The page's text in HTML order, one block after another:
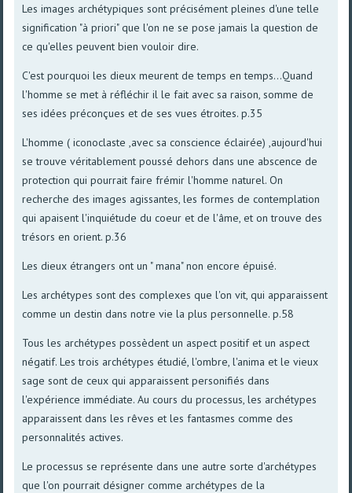
Les images archétypiques sont précisément pleines d'une telle
signification "à priori" que l'on ne se pose jamais la question de
ce qu'elles peuvent bien vouloir dire.
C'est pourquoi les dieux meurent de temps en temps...Quand
l'homme se met à réfléchir il le fait avec sa raison, somme de
ses idées préconçues et de ses vues étroites. p.35
L'homme ( iconoclaste ,avec sa conscience éclairée) ,aujourd'hui
se trouve véritablement poussé dehors dans une abscence de
protection qui pourrait faire frémir l'homme naturel. On
recherche des images agissantes, les formes de contemplation
qui apaisent l'inquiétude du coeur et de l'âme, et on trouve des
trésors en orient. p.36
Les dieux étrangers ont un " mana" non encore épuisé.
Les archétypes sont des complexes que l'on vit, qui apparaissent
comme un destin dans notre vie la plus personnelle. p.58
Tous les archétypes possèdent un aspect positif et un aspect
négatif. Les trois archétypes étudié, l'ombre, l'anima et le vieux
sage sont de ceux qui apparaissent personifiés dans
l'expérience immédiate. Au cours du processus, les archétypes
apparaissent dans les rêves et les fantasmes comme des
personnalités actives.
Le processus se représente dans une autre sorte d'archétypes
que l'on pourrait désigner comme archétypes de la